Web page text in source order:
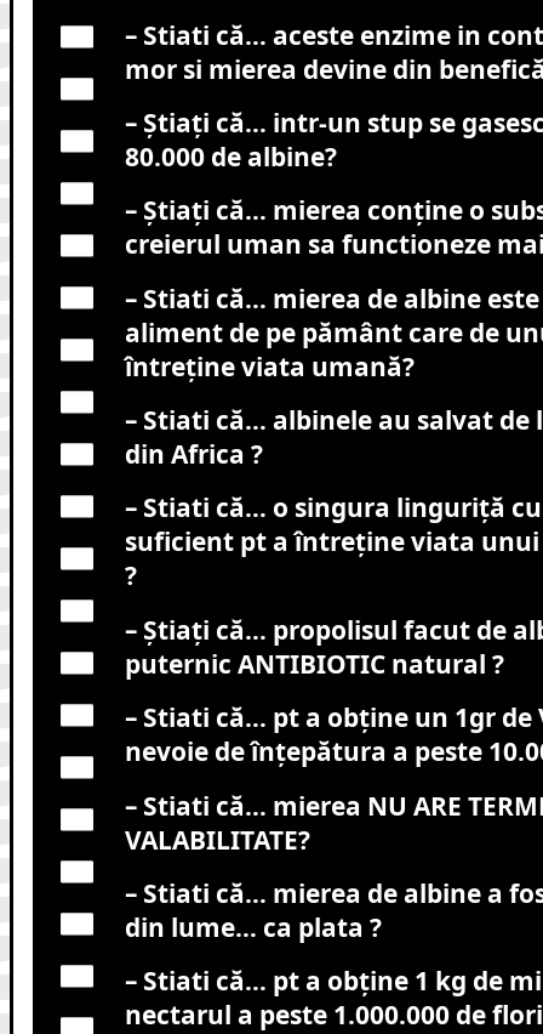
– Stiati că… aceste enzime in
mor si mierea devine din
– Știați că… intr-un stup se
80.000 de albine?
– Știați că… mierea conține o
creierul uman sa functioneze
– Stiati că… mierea de albine este
aliment de pe pământ care de
întreține viata umană?
– Stiati că… albinele au salvat de
din Africa ?
– Stiati că… o singura linguriță
suficient pt a întreține viata unui
?
– Știați că… propolisul facut de
puternic ANTIBIOTIC natural ?
– Stiati că… pt a obține un 1gr de
nevoie de înțepătura a peste
– Stiati că… mierea NU ARE
VALABILITATE?
– Stiati că… mierea de albine a
din lume… ca plata ?
– Stiati că… pt a obține 1 kg de
nectarul a peste 1.000.000 de